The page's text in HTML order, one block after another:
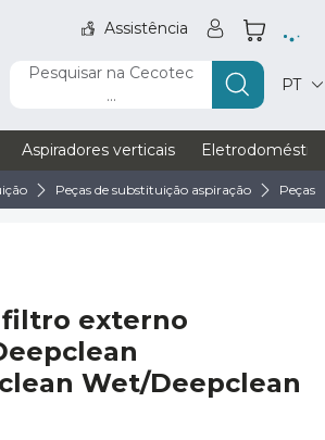
Assistência
Pesquisar na Cecotec
...
PT
Aspiradores verticais
Peças de substituição aspiração Peças
filtro externo
Wet/Deepclean